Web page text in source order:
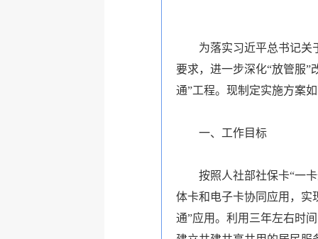
为落实习近平总书记关
要求，进一步深化“放管服”
通”工程。现制定实施方案
一、工作目标
按照人社部社保卡“一
体卡和电子卡协同应用，实
通”应用。利用三年左右时